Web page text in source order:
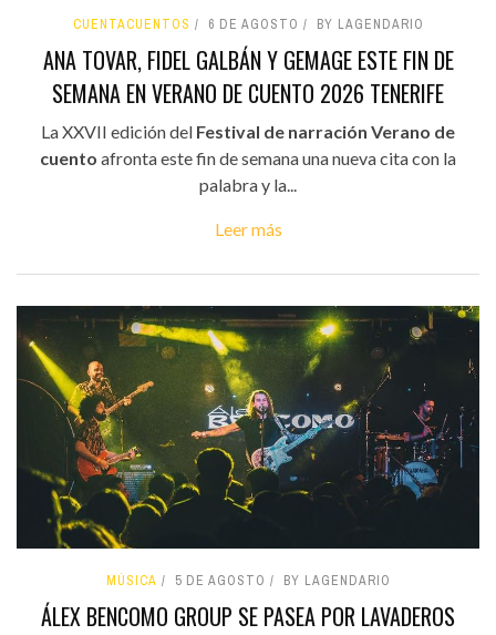
CUENTACUENTOS 6 DE AGOSTO BY LAGENDARIO
ANA TOVAR, FIDEL GALBÁN Y GEMAGE ESTE FIN DE
SEMANA EN VERANO DE CUENTO 2026 TENERIFE
La XXVII edición del Festival de narración Verano de
cuento afronta este fin de semana una nueva cita con la
palabra y la...
Leer más
MÚSICA 5 DE AGOSTO BY LAGENDARIO
ÁLEX BENCOMO GROUP SE PASEA POR LAVADEROS